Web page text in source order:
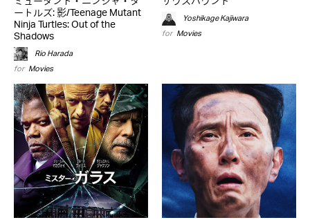
ートルズ: 影/Teenage Mutant
Ninja Turtles: Out of the
Shadows
Rio Harada
for Movies
Yoshikage Kajiwara
for Movies